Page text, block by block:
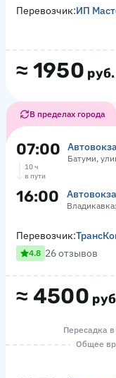
≈ 1950 руб.
Перевозчик:ИП
В пределах города
07:00 Батуми,
10 ч
в пути
16:00
≈ 4500
Перевозчик:
4.8 26 отзывов
Пересадка
Общее